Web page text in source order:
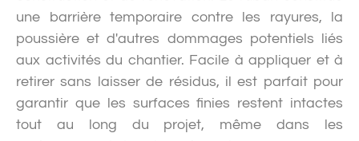
une barrière temporaire contre les rayures, la
poussière et d'autres dommages potentiels liés
aux activités du chantier. Facile à appliquer et à
retirer sans laisser de résidus, il est parfait pour
garantir que les surfaces finies restent intactes
tout au long du projet, même dans les